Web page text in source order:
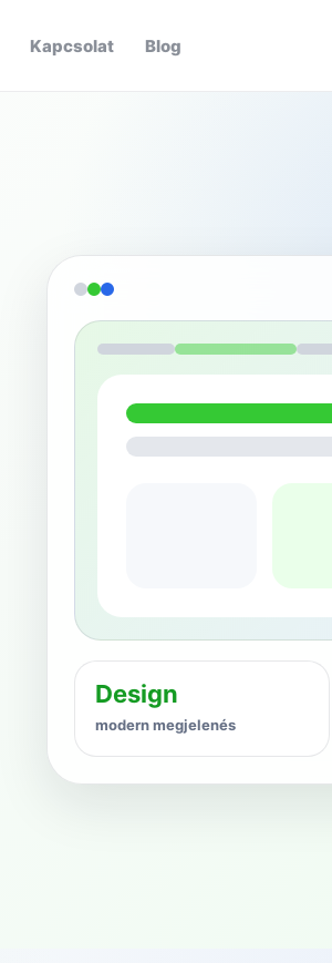
Kapcsolat Blog
Design
modern megjelenés